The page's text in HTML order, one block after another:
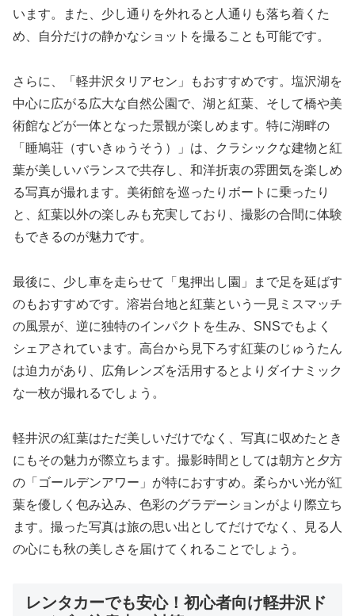
います。また、少し通りを外れると人通りも落ち着くた
め、自分だけの静かなショットを撮ることも可能です。
さらに、「軽井沢タリアセン」もおすすめです。塩沢湖を
中心に広がる広大な自然公園で、湖と紅葉、そして橋や美
術館などが一体となった景観が楽しめます。特に湖畔の
「睡鳩荘（すいきゅうそう）」は、クラシックな建物と紅
葉が美しいバランスで共存し、和洋折衷の雰囲気を楽しめ
る写真が撮れます。美術館を巡ったりボートに乗ったり
と、紅葉以外の楽しみも充実しており、撮影の合間に体験
もできるのが魅力です。
最後に、少し車を走らせて「鬼押出し園」まで足を延ばす
のもおすすめです。溶岩台地と紅葉という一見ミスマッチ
の風景が、逆に独特のインパクトを生み、SNSでもよく
シェアされています。高台から見下ろす紅葉のじゅうたん
は迫力があり、広角レンズを活用するとよりダイナミック
な一枚が撮れるでしょう。
軽井沢の紅葉はただ美しいだけでなく、写真に収めたとき
にもその魅力が際立ちます。撮影時間としては朝方と夕方
の「ゴールデンアワー」が特におすすめ。柔らかい光が紅
葉を優しく包み込み、色彩のグラデーションがより際立ち
ます。撮った写真は旅の思い出としてだけでなく、見る人
の心にも秋の美しさを届けてくれることでしょう。
レンタカーでも安心！初心者向け軽井沢ド